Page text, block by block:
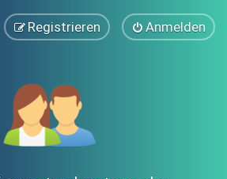
Anmelden
Registrieren